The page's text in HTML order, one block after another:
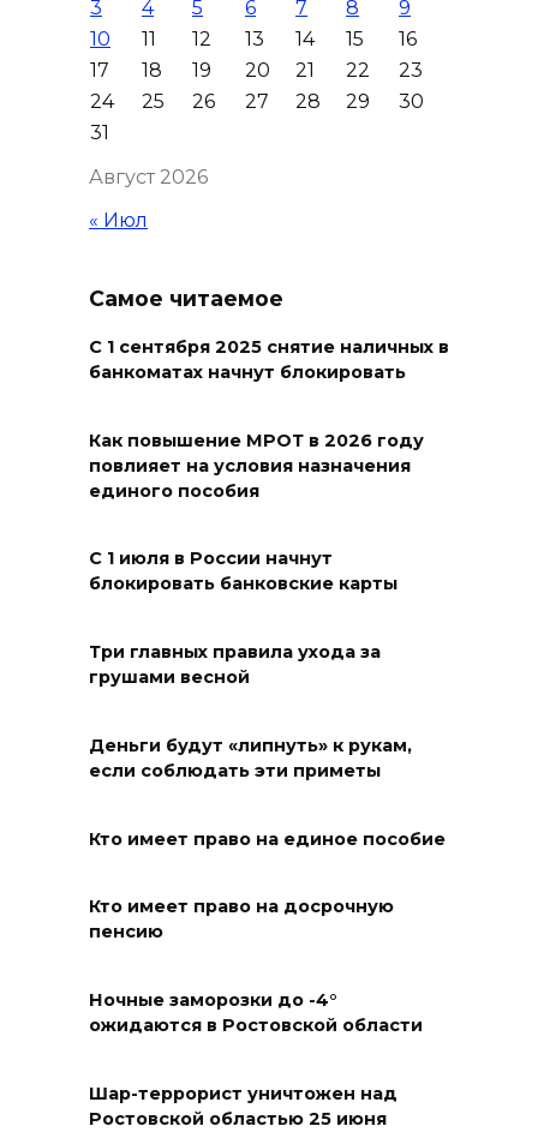
Работу кафе в Батайске
приостановят после
группового отравления
09 августа 2026 17:24
детей – жертв войны в
09 августа 2026 16:55
День памяти детей – жертв
присоединились к минуте
молчания
Вылетела в кювет:
Целинском районе
Запах гари: в Левенцовке
09 августа 2026 14:21
В Таганроге горел склад на
250 «квадратах»
Парк не построю: Николай
становиться меценатом для
Ростова
Август 2026
3
4 5 6 7 8
9
10
11 12 13 14 15
16
17
18 19 20 21 22
23
24
25 26 27 28 29
30
31
« Июл
Самое читаемое
С 1 сентября 2025 снятие наличных в
банкоматах начнут блокировать
Как повышение МРОТ в 2026 году
повлияет на условия назначения
единого пособия
С 1 июля в России начнут
блокировать банковские карты
Три главных правила ухода за
грушами весной
Деньги будут «липнуть» к рукам,
если соблюдать эти приметы
Кто имеет право на единое пособие
Кто имеет право на досрочную
пенсию
Ночные заморозки до -4°
ожидаются в Ростовской области
Шар-террорист уничтожен над
Ростовской областью 25 июня